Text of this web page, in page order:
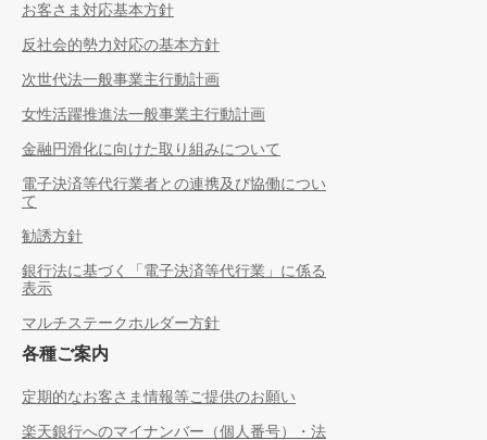
お客さま対応基本方針
反社会的勢力対応の基本方針
次世代法一般事業主行動計画
女性活躍推進法一般事業主行動計画
金融円滑化に向けた取り組みについて
電子決済等代行業者との連携及び協働につい
て
勧誘方針
銀行法に基づく「電子決済等代行業」に係る
表示
マルチステークホルダー方針
各種ご案内
定期的なお客さま情報等ご提供のお願い
楽天銀行へのマイナンバー（個人番号）・法